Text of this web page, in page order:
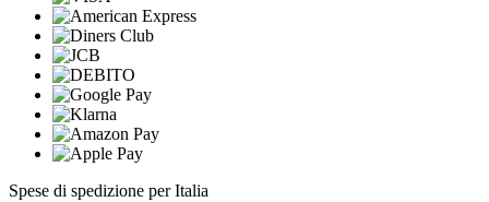
Spese di spedizione per Italia